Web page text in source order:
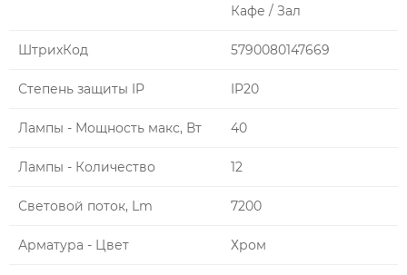
Кафе / Зал
ШтрихКод 5790080147669
Степень защиты IP IP20
Лампы - Мощность макс, Вт 40
Лампы - Количество 12
Световой поток, Lm 7200
Арматура - Цвет Хром